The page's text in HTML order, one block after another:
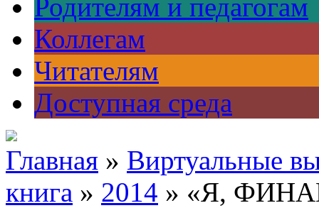
Родителям и педагогам
Коллегам
Читателям
Доступная среда
Главная » Виртуальные
книга » 2014 » «Я,